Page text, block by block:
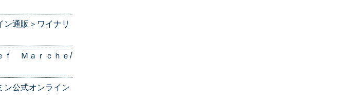
通販＞ワイナリ
ｆ Ｍａｒｃｈｅ/
ン公式オンライン